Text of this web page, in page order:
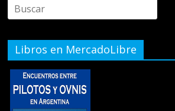
Libros en MercadoLibre